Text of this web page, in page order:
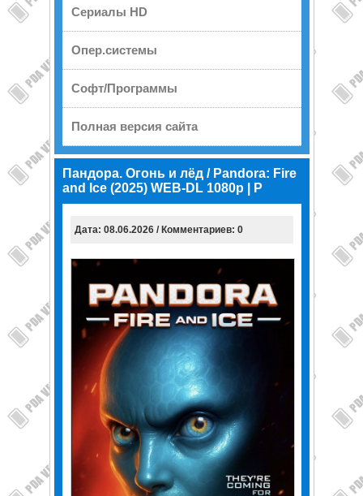
Сериалы HD
Опер.системы
Софт/Программы
Полная версия сайта
Пандора. Огонь и лёд / Pandora: Fire
and Ice (2025) WEB-DL 1080p | P
Дата: 08.06.2026 / Комментариев: 0